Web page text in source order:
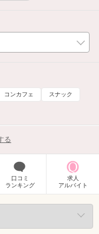
コンカフェ スナック
る
口コミ
ランキング
求人
アルバイト